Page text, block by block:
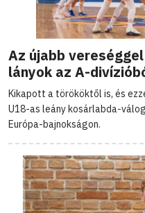
Az újabb
lányok az A-
Kikapott a törököktől is, és
U18-as leány kosárlabda-
Európa-bajnokságon.